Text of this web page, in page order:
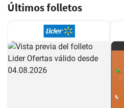
Últimos folletos